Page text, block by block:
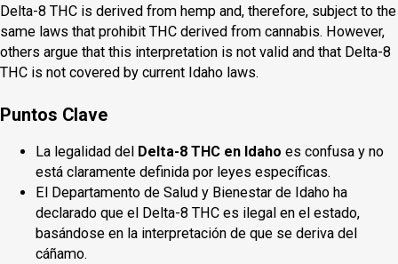
Delta-8 THC is derived from hemp and, therefore, subject to the
same laws that prohibit THC derived from cannabis. However,
others argue that this interpretation is not valid and that Delta-8
THC is not covered by current Idaho laws.
Puntos Clave
La legalidad del Delta-8 THC en Idaho es confusa y no
está claramente definida por leyes específicas.
El Departamento de Salud y Bienestar de Idaho ha
declarado que el Delta-8 THC es ilegal en el estado,
basándose en la interpretación de que se deriva del
cáñamo.